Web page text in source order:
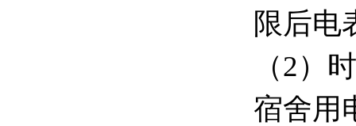
限后电
（2）
宿舍用